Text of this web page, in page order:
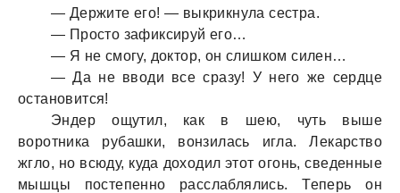
— Держите его! — выкрикнула сестра.
— Просто зафиксируй его…
— Я не смогу, доктор, он слишком силен…
— Да не вводи все сразу! У него же сердце
остановится!
Эндер ощутил, как в шею, чуть выше
воротника рубашки, вонзилась игла. Лекарство
жгло, но всюду, куда доходил этот огонь, сведенные
мышцы постепенно расслаблялись. Теперь он